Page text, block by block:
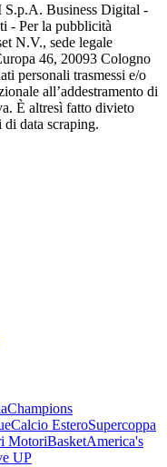
S.p.A. Business Digital -
- Per la pubblicità
N.V., sede legale
46, 20093 Cologno
personali trasmessi e/o
all’addestramento di
È altresì fatto divieto
di data scraping.
Champions
Calcio EsteroSupercoppa
MotoriBasketAmerica's
UP